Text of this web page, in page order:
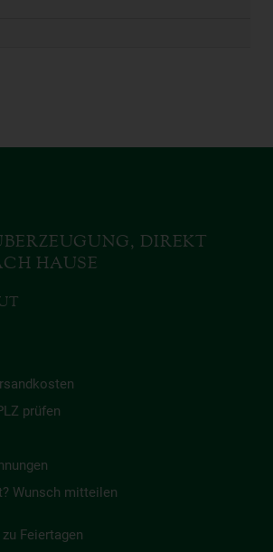
DIREKT
HAUSE
prüfen
Wunsch mitteilen
Feiertagen